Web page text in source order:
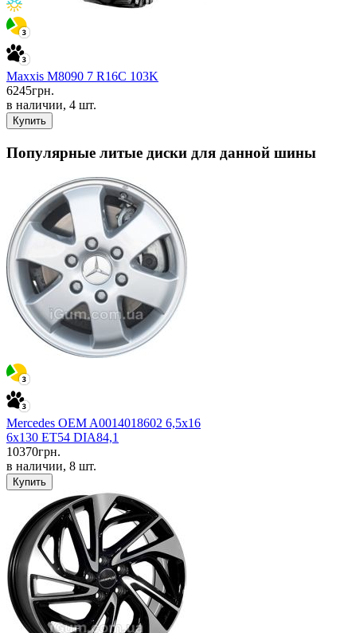
Maxxis M8090 7 R16C 103K
6245грн.
в наличии, 4 шт.
Купить
Популярные литые диски для данной шины
Mercedes OEM A0014018602 6,5x16
6x130 ET54 DIA84,1
10370грн.
в наличии, 8 шт.
Купить